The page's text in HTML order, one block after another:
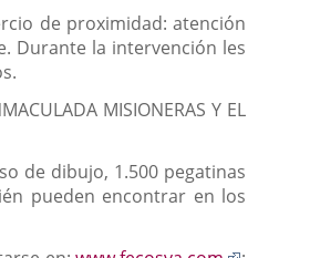
de proximidad: atención
Durante la intervención les
MISIONERAS Y EL
de dibujo, 1.500 pegatinas
pueden encontrar en los